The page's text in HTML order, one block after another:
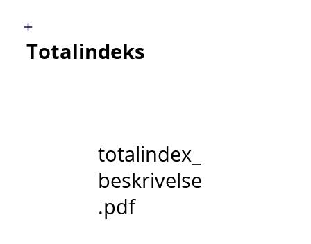
Totalindeks
totalindex_
beskrivelse
.pdf